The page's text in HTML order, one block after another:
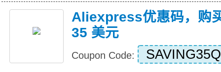
Aliexpress优惠码，购
35 美元
Coupon Code: SAVING35Q